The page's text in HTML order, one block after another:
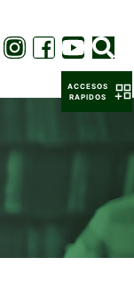
ACCESOS
RAPIDOS